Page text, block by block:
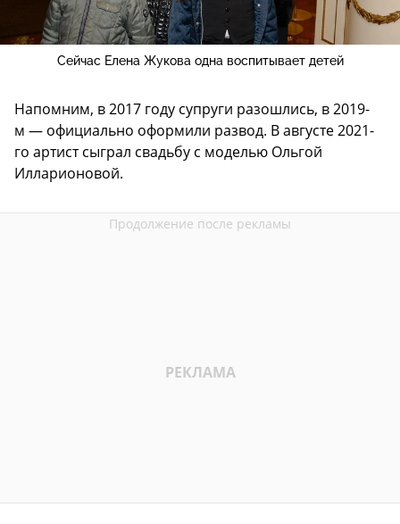
Сейчас Елена Жукова одна воспитывает детей
Напомним, в 2017 году супруги разошлись, в 2019-
м — официально оформили развод. В августе 2021-
го артист сыграл свадьбу с моделью Ольгой
Илларионовой.